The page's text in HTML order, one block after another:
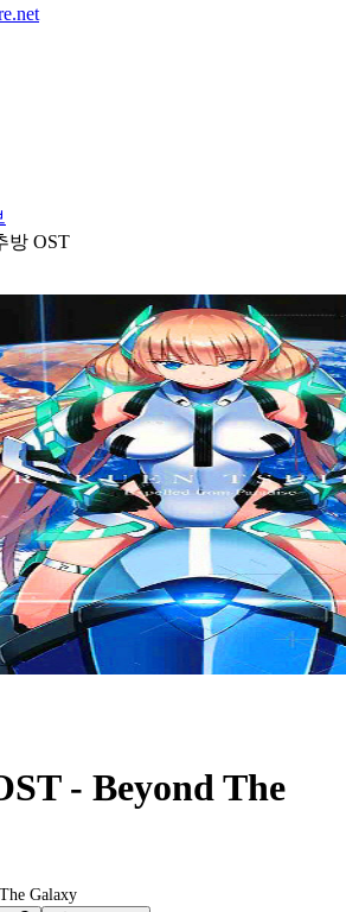
방 OST
- Beyond The
Galaxy